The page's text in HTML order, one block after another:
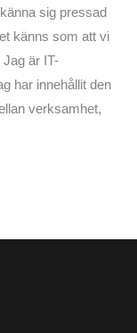
sig pressad
känns som att vi
Jag är IT-
har innehållit den
verksamhet,